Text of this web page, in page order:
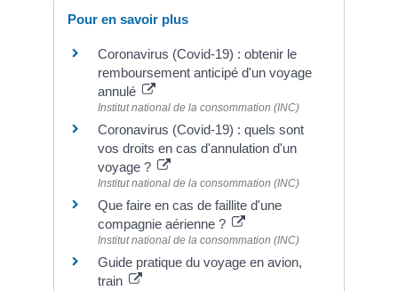
Pour en savoir plus
Coronavirus (Covid-19) : obtenir le
remboursement anticipé d'un voyage
annulé
Institut national de la consommation (INC)
Coronavirus (Covid-19) : quels sont
vos droits en cas d'annulation d'un
voyage ?
Institut national de la consommation (INC)
Que faire en cas de faillite d'une
compagnie aérienne ?
Institut national de la consommation (INC)
Guide pratique du voyage en avion,
train